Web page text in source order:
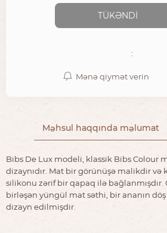
TÜKƏNDİ
:
Mənə qiymət verin
Məhsul haqqında məlumat
Bibs De Lux modeli, klassik Bibs Colour
dizaynıdır. Mat bir görünüşə malikdir və
silikonu zərif bir qapaq ilə
birləşən yüngül mat səthi, bir ananın
dizayn edilmişdir.